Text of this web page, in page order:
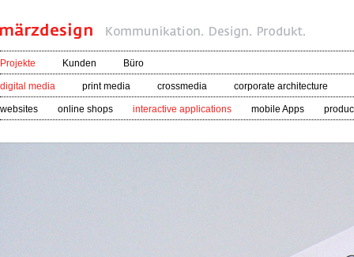
Projekte Kunden Büro
digital media print media crossmedia corporate architecture
websites online shops interactive applications mobile Apps